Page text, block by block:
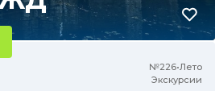
№226•Лето
Экскурсии